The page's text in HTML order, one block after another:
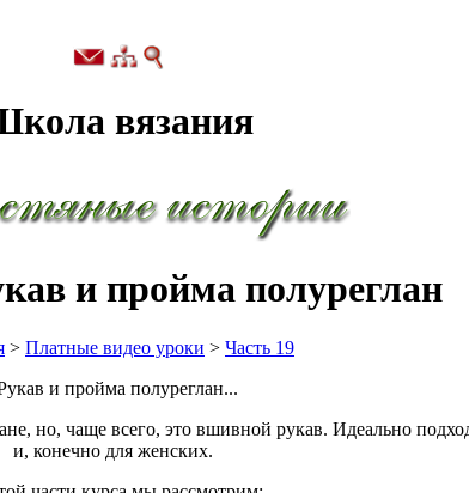
вязания
и пройма полуреглан
> Платные видео уроки > Часть 19
и пройма полуреглан...
но, чаще всего, это вшивной рукав. Идеально
и, конечно для женских.